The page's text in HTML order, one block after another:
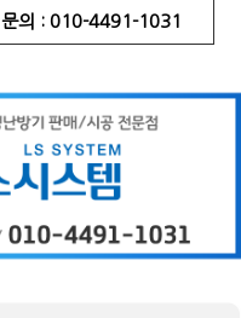
문의 : 010-4491-1031